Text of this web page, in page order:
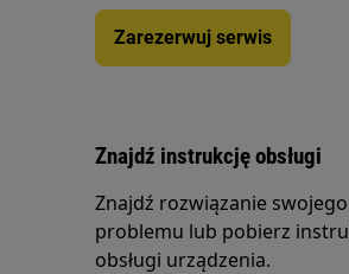
Zarezerwuj serwis
Znajdź instrukcję obsługi
Znajdź rozwiązanie swojego
problemu lub pobierz
obsługi urządzenia.